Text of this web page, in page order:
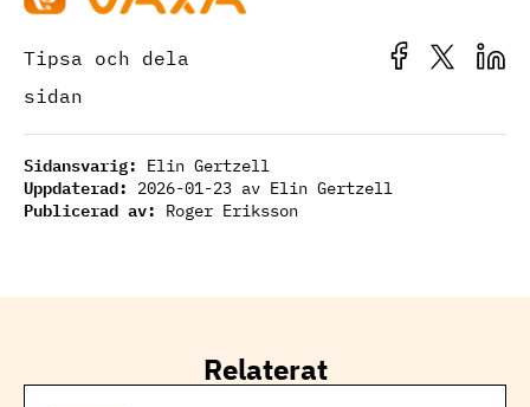
Tipsa och dela
sidan
Sidansvarig: Elin Gertzell
Uppdaterad: 2026-01-23 av Elin Gertzell
Publicerad av: Roger Eriksson
Relaterat